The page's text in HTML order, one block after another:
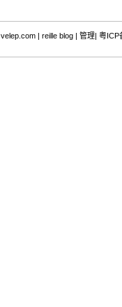
velep.com | reille blog| 管理| 粤ICP